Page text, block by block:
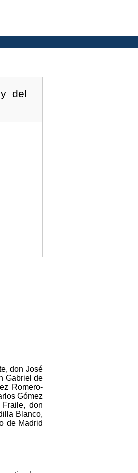
del
don José
Gabriel de
Romero-
Gómez
don
Blanco,
de Madrid